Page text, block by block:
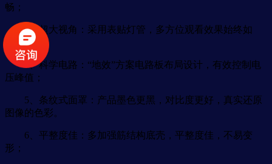
畅；
3、超大视角：采用表贴灯管，多方位观看效果始终如
一；
4、科学电路：“地效”方案电路板布局设计，有效控制电
压峰值；
5、条纹式面罩：产品墨色更黑，对比度更好，真实还原
图像的色彩。
6、平整度佳：多加强筋结构底壳，平整度佳，不易变
形；